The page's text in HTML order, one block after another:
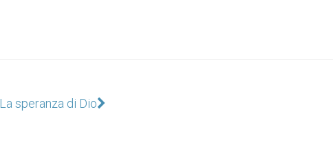
La speranza di Dio